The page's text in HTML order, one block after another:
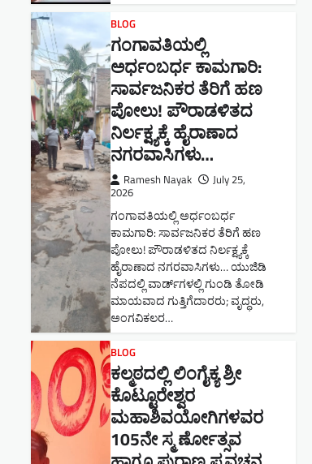
BLOG
ಗಂಗಾವತಿಯಲ್ಲಿ
ಅರ್ಧಂಬರ್ಧ ಕಾಮಗಾರಿ:
ಸಾರ್ವಜನಿಕರ ತೆರಿಗೆ ಹಣ
ಪೋಲು! ಪೌರಾಡಳಿತದ
ನಿರ್ಲಕ್ಷ್ಯಕ್ಕೆ ಹೈರಾಣಾದ
ನಗರವಾಸಿಗಳು​…
Ramesh Nayak
July 25,
2026
ಗಂಗಾವತಿಯಲ್ಲಿ ಅರ್ಧಂಬರ್ಧ
ಕಾಮಗಾರಿ: ಸಾರ್ವಜನಿಕರ ತೆರಿಗೆ ಹಣ
ಪೋಲು! ಪೌರಾಡಳಿತದ ನಿರ್ಲಕ್ಷ್ಯಕ್ಕೆ
ಹೈರಾಣಾದ ನಗರವಾಸಿಗಳು​… ಯುಜಿಡಿ
ನೆಪದಲ್ಲಿ ವಾರ್ಡ್‌ಗಳಲ್ಲಿ ಗುಂಡಿ ತೋಡಿ
ಮಾಯವಾದ ಗುತ್ತಿಗೆದಾರರು; ವೃದ್ಧರು,
ಅಂಗವಿಕಲರ…
BLOG
ಕಲ್ಮಠದಲ್ಲಿ ಲಿಂಗೈಕ್ಯ ಶ್ರೀ
ಕೊಟ್ಟೂರೇಶ್ವರ
ಮಹಾಶಿವಯೋಗಿಗಳವರ
105ನೇ ಸ್ಮ ರ್ಣೋತ್ಸವ